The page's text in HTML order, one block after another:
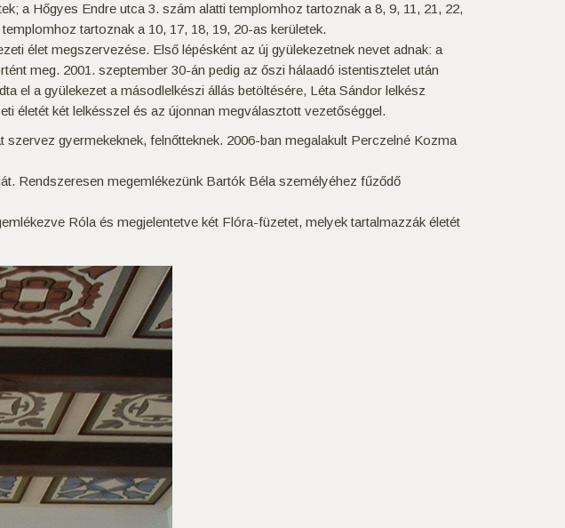
a Hőgyes Endre utca 3. szám alatti templomhoz tartoznak a 8, 9, 11, 21, 22,
tartoznak a 10, 17, 18, 19, 20-as kerületek.
élet megszervezése. Első lépésként az új gyülekezetnek nevet adnak: a
meg. 2001. szeptember 30-án pedig az őszi hálaadó istentisztelet után
el a gyülekezet a másodlelkészi állás betöltésére, Léta Sándor lelkész
életét két lelkésszel és az újonnan megválasztott vezetőséggel.
gyermekeknek, felnőtteknek. 2006-ban megalakult Perczelné Kozma
Rendszeresen megemlékezünk Bartók Béla személyéhez fűződő
Róla és megjelentetve két Flóra-füzetet, melyek tartalmazzák életét